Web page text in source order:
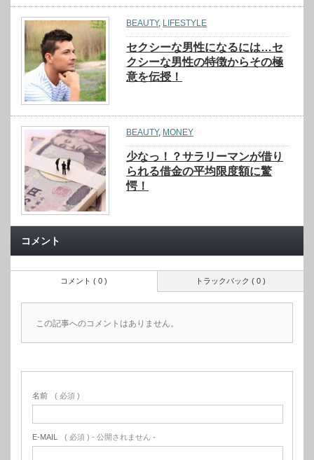
BEAUTY, LIFESTYLE
セクシーな男性になるには…セ
クシーな男性の特徴からその極
意を伝授！
BEAUTY, MONEY
少なっ！？サラリーマンが借り
られる借金の平均限度額に驚
愕！
コメント
トラックバック ( 0 )
コメント ( 0 )
この記事へのコメントはありません。
名前 ( 必須 )
E-MAIL ( 必須 ) - 公開されません -